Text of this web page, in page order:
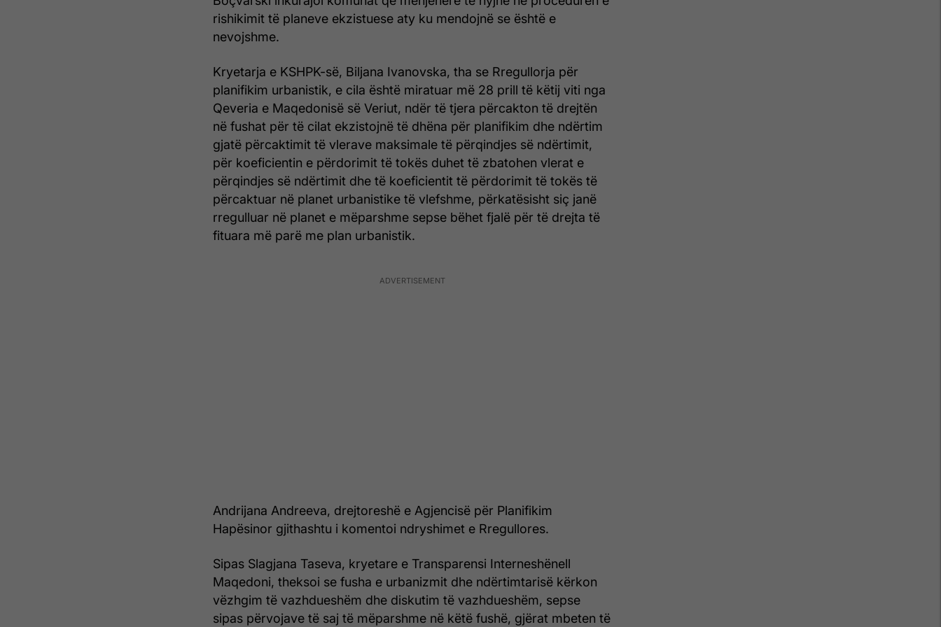
rishikimit të planeve ekzistuese aty ku mendojnë se është e
nevojshme.
Kryetarja e KSHPK-së, Biljana Ivanovska, tha se Rregullorja për
planifikim urbanistik, e cila është miratuar më 28 prill të këtij viti nga
Qeveria e Maqedonisë së Veriut, ndër të tjera përcakton të drejtën
në fushat për të cilat ekzistojnë të dhëna për planifikim dhe ndërtim
gjatë përcaktimit të vlerave maksimale të përqindjes së ndërtimit,
për koeficientin e përdorimit të tokës duhet të zbatohen vlerat e
përqindjes së ndërtimit dhe të koeficientit të përdorimit të tokës të
përcaktuar në planet urbanistike të vlefshme, përkatësisht siç janë
rregulluar në planet e mëparshme sepse bëhet fjalë për të drejta të
fituara më parë me plan urbanistik.
Andrijana Andreeva, drejtoreshë e Agjencisë për Planifikim
Hapësinor gjithashtu i komentoi ndryshimet e Rregullores.
Sipas Slagjana Taseva, kryetare e Transparensi Interneshënell
Maqedoni, theksoi se fusha e urbanizmit dhe ndërtimtarisë kërkon
vëzhgim të vazhdueshëm dhe diskutim të vazhdueshëm, sepse
sipas përvojave të saj të mëparshme në këtë fushë, gjërat mbeten të